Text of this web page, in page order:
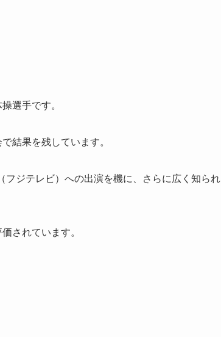
選手です。
結果を残しています。
フジテレビ）への出演を機に、さらに広く知られ
されています。